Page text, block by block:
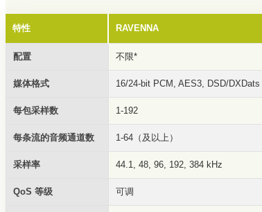
特性 RAVENNA
配置 不限*
媒体格式 16/24-bit PCM, AES3, DSD/DXDats
每包采样数 1-192
每条流的音频通道数 1-64（及以上）
采样率 44.1, 48, 96, 192, 384 kHz
QoS 等级 可调